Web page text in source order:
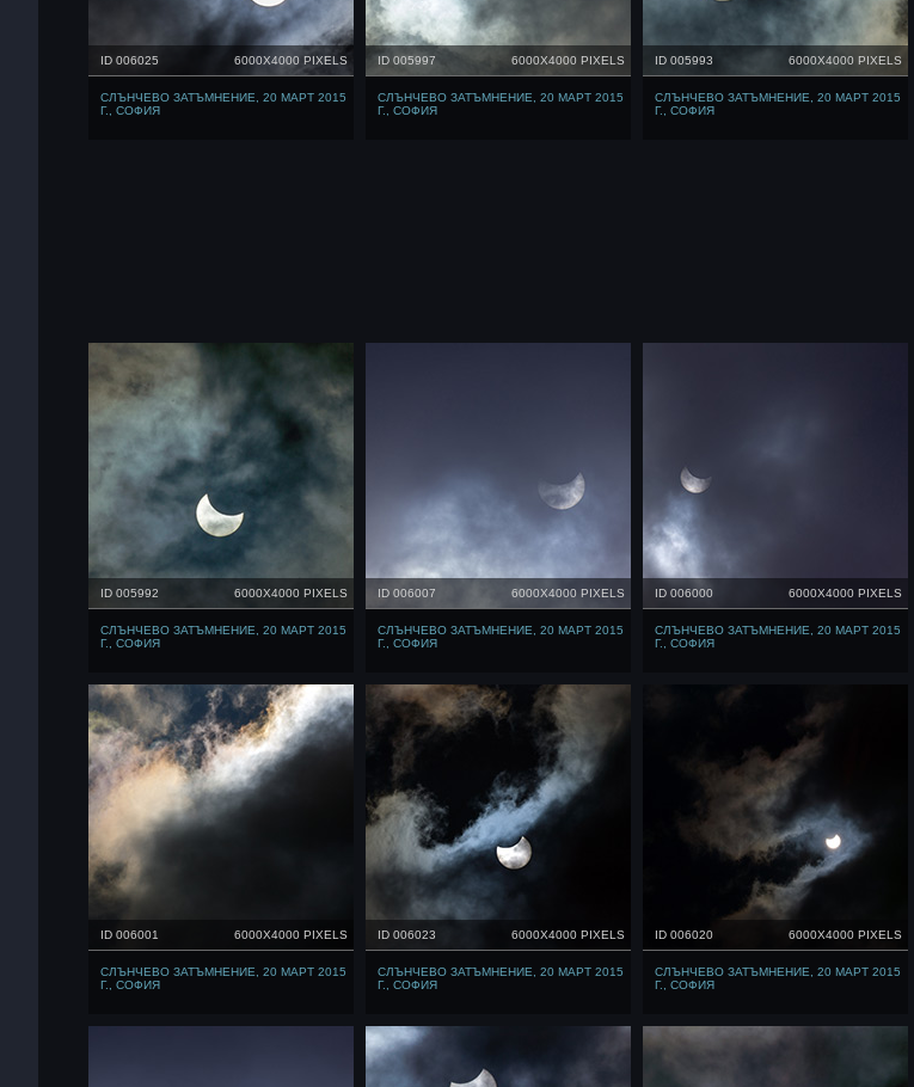
ID 006025 6000X4000 PIXELS
СЛЪНЧЕВО ЗАТЪМНЕНИЕ, 20 МАРТ 2015
Г., СОФИЯ
ID 005997 6000X4000 PIXELS
СЛЪНЧЕВО ЗАТЪМНЕНИЕ, 20 МАРТ 2015
Г., СОФИЯ
ID 005993 6000X4000 PIXELS
СЛЪНЧЕВО ЗАТЪМНЕНИЕ, 20 МАРТ 2015
Г., СОФИЯ
ID 005992 6000X4000 PIXELS
СЛЪНЧЕВО ЗАТЪМНЕНИЕ, 20 МАРТ 2015
Г., СОФИЯ
ID 006007 6000X4000 PIXELS
СЛЪНЧЕВО ЗАТЪМНЕНИЕ, 20 МАРТ 2015
Г., СОФИЯ
ID 006000 6000X4000 PIXELS
СЛЪНЧЕВО ЗАТЪМНЕНИЕ, 20 МАРТ 2015
Г., СОФИЯ
ID 006001 6000X4000 PIXELS
СЛЪНЧЕВО ЗАТЪМНЕНИЕ, 20 МАРТ 2015
Г., СОФИЯ
ID 006023 6000X4000 PIXELS
СЛЪНЧЕВО ЗАТЪМНЕНИЕ, 20 МАРТ 2015
Г., СОФИЯ
ID 006020 6000X4000 PIXELS
СЛЪНЧЕВО ЗАТЪМНЕНИЕ, 20 МАРТ 2015
Г., СОФИЯ